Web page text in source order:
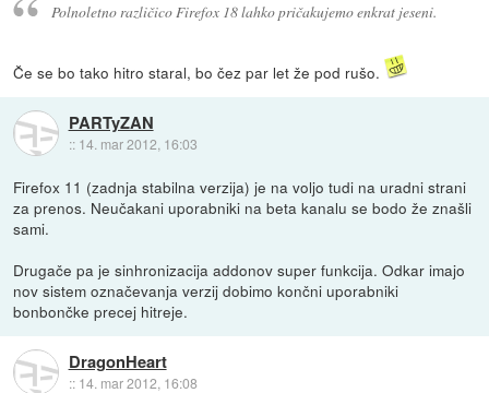
Polnoletno različico Firefox 18 lahko pričakujemo enkrat jeseni.
Če se bo tako hitro staral, bo čez par let že pod rušo.
PARTyZAN
:: 14. mar 2012, 16:03
Firefox 11 (zadnja stabilna verzija) je na voljo tudi na uradni strani
za prenos. Neučakani uporabniki na beta kanalu se bodo že znašli
sami.
Drugače pa je sinhronizacija addonov super funkcija. Odkar imajo
nov sistem označevanja verzij dobimo končni uporabniki
bonbončke precej hitreje.
DragonHeart
:: 14. mar 2012, 16:08